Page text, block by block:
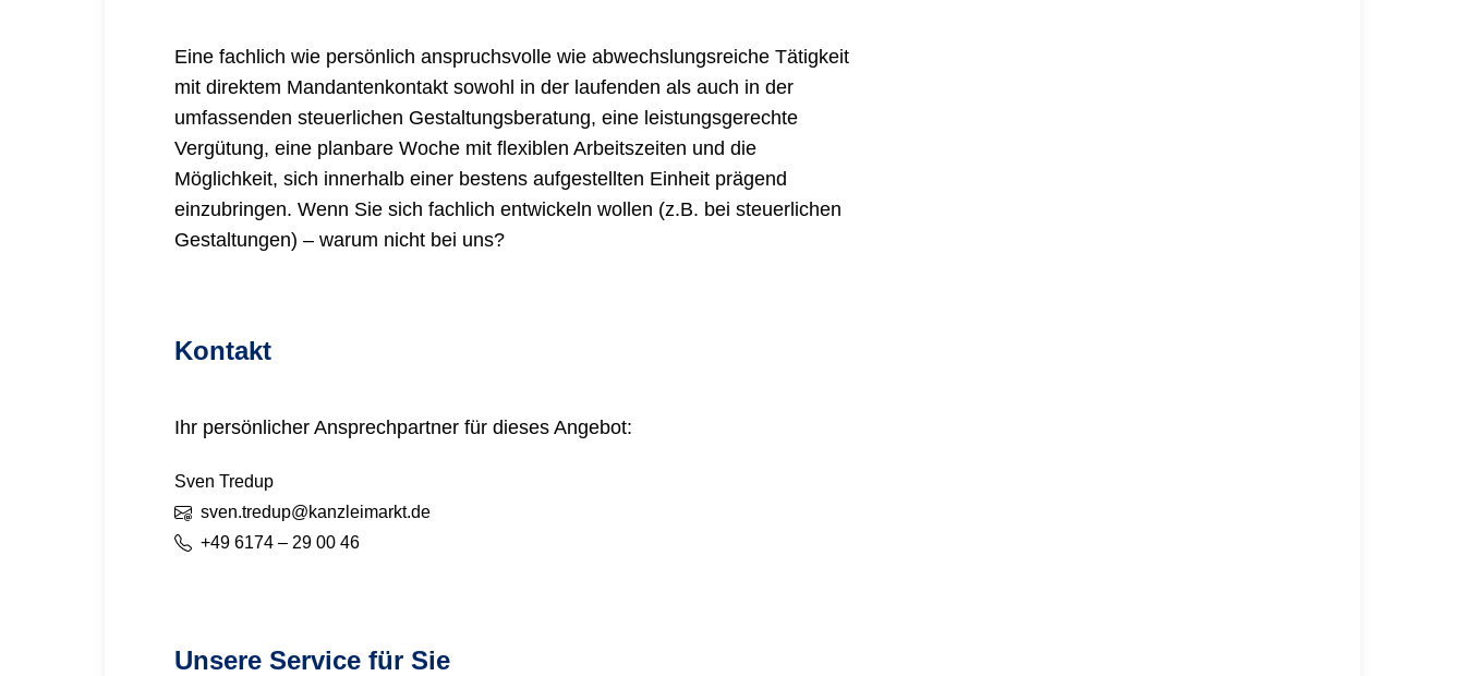
Eine fachlich wie persönlich anspruchsvolle wie abwechslungsreiche Tätigkeit
mit direktem Mandantenkontakt sowohl in der laufenden als auch in der
umfassenden steuerlichen Gestaltungsberatung, eine leistungsgerechte
Vergütung, eine planbare Woche mit flexiblen Arbeitszeiten und die
Möglichkeit, sich innerhalb einer bestens aufgestellten Einheit prägend
einzubringen. Wenn Sie sich fachlich entwickeln wollen (z.B. bei steuerlichen
Gestaltungen) – warum nicht bei uns?
Kontakt
Ihr persönlicher Ansprechpartner für dieses Angebot:
Sven Tredup
sven.tredup@kanzleimarkt.de
+49 6174 – 29 00 46
Unsere Service für Sie